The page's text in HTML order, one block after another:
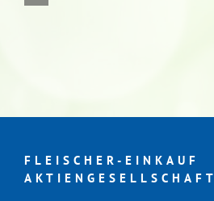
FLEISCHER-EINKAUF
AKTIENGESELLSCHAFT